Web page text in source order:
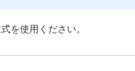
を使用ください。